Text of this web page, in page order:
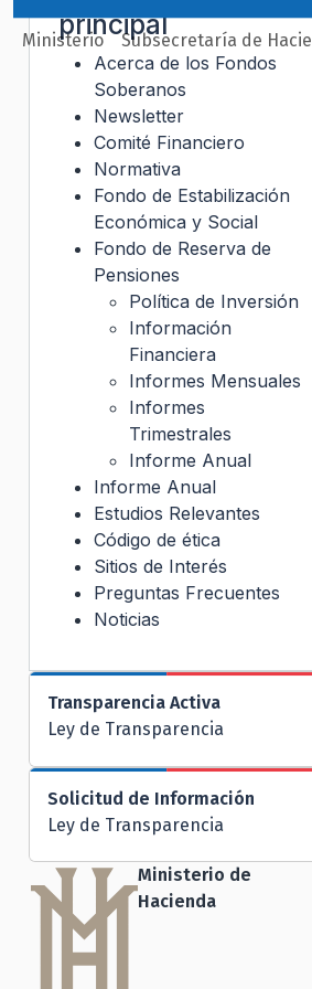
Ministerio Subsecretaría de
principal
Acerca de los Fondos
Soberanos
Newsletter
Comité Financiero
Normativa
Fondo de Estabilización
Económica y Social
Fondo de Reserva de
Pensiones
Política de Inversión
Información
Financiera
Informes Mensuales
Informes
Trimestrales
Informe Anual
Informe Anual
Estudios Relevantes
Código de ética
Sitios de Interés
Preguntas Frecuentes
Noticias
Transparencia Activa
Ley de Transparencia
Solicitud de Información
Ley de Transparencia
Ministerio de
Hacienda